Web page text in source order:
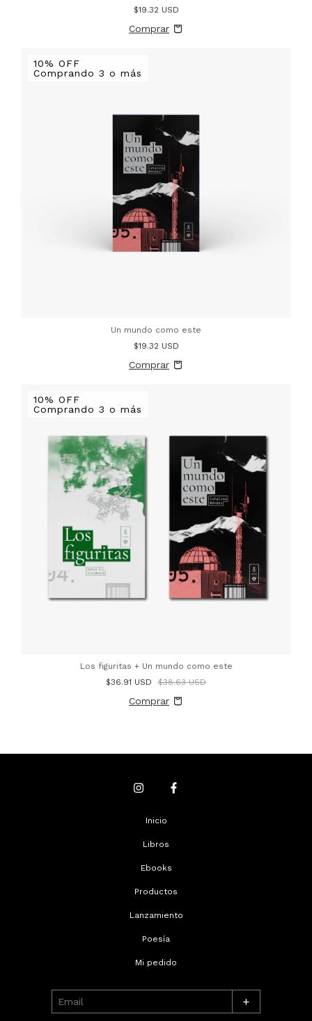
$19.32 USD
10% OFF
Comprando 3 o más
Un mundo como este
$19.32 USD
10% OFF
Comprando 3 o más
Los figuritas + Un mundo como este
$36.91 USD
$38.63 USD
Inicio
Libros
Ebooks
Productos
Lanzamiento
Poesía
Mi pedido
+